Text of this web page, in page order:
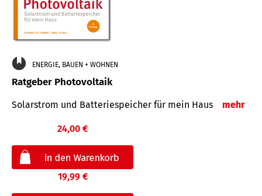
ENERGIE, BAUEN + WOHNEN
Ratgeber Photovoltaik
Solarstrom und Batteriespeicher für mein Haus mehr
24,00 €
19,99 €